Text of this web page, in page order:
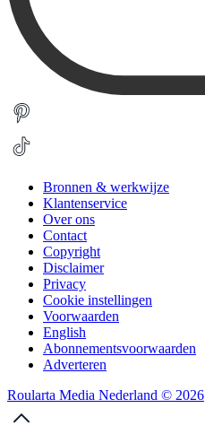
Bronnen & werkwijze
Klantenservice
Over ons
Contact
Copyright
Disclaimer
Privacy
Cookie instellingen
Voorwaarden
English
Abonnementsvoorwaarden
Adverteren
Roularta Media Nederland © 2026